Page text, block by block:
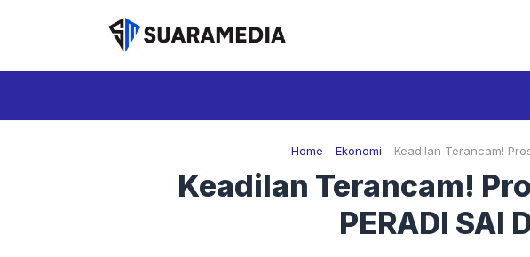
Home - Ekonomi - Keadilan Terancam!
Keadilan Terancam!
PERADI SAI